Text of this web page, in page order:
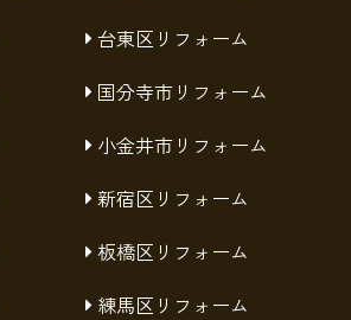
台東区リフォーム
国分寺市リフォーム
小金井市リフォーム
新宿区リフォーム
板橋区リフォーム
練馬区リフォーム